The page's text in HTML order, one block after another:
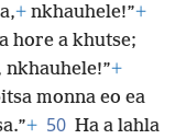
+ nkhauhele!”+
hore a khutse;
nkhauhele!”+
monna eo ea
+ 50 Ha a lahla